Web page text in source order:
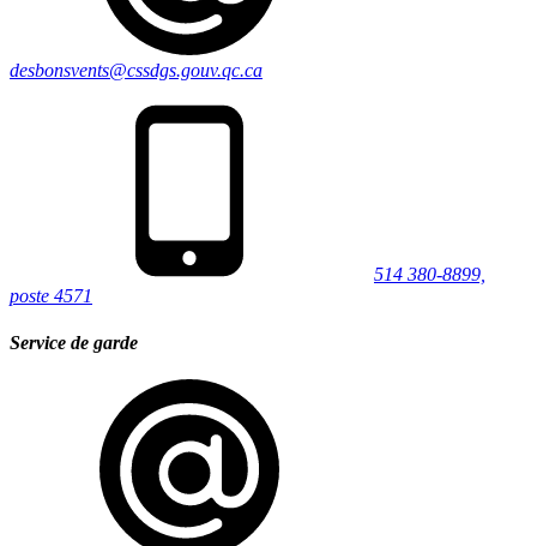
desbonsvents@cssdgs.gouv.qc.ca
514 380-8899,
poste 4571
Service de garde